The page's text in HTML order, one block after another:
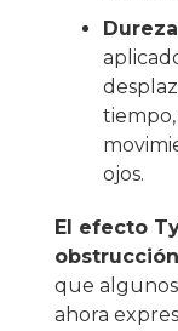
ojos.
El efecto
que
ahora